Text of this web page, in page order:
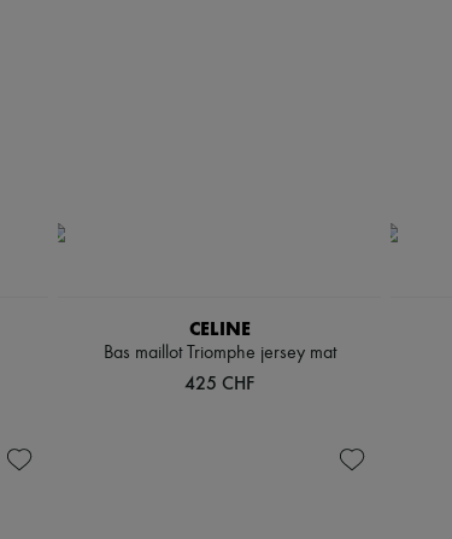
CELINE
Bas maillot Triomphe jersey mat
425 CHF